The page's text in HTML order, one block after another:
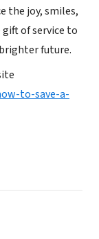
the joy, smiles,
of service to
future.
to-save-a-